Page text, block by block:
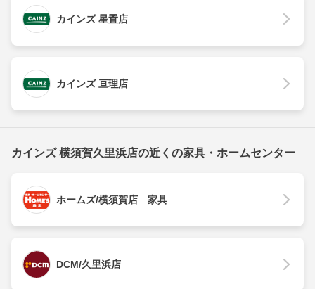
カインズ 星置店
カインズ 亘理店
カインズ 横須賀久里浜店の近くの家具・ホームセンター
ホームズ/横須賀店 家具
DCM/久里浜店